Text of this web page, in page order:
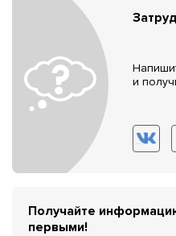
и
Получайте
первыми!